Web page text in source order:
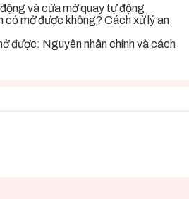
và cửa mở quay tự động
có mở được không? Cách xử lý an
được: Nguyên nhân chính và cách